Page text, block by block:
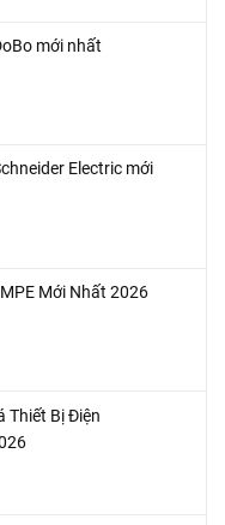
mới nhất
Electric mới
Mới Nhất 2026
Thiết Bị Điện